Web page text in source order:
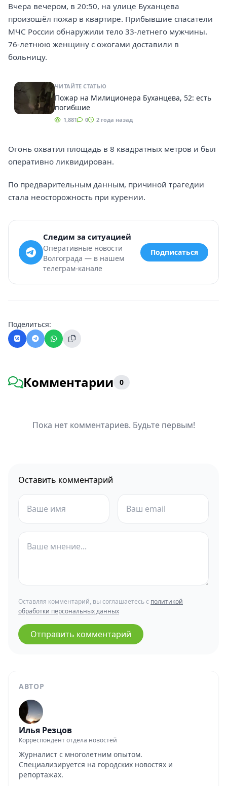
АВТОР
Илья Резцов
Корреспондент отдела новостей
Журналист с многолетним опытом.
Специализируется на городских новостях и
репортажах.
Вчера вечером, в 20:50, на улице Буханцева
произошёл пожар в квартире. Прибывшие спасатели
МЧС России обнаружили тело 33-летнего мужчины.
76-летнюю женщину с ожогами доставили в
больницу.
ЧИТАЙТЕ СТАТЬЮ
Пожар на Милиционера Буханцева, 52: есть
погибшие
1,881 0 2 года назад
Огонь охватил площадь в 8 квадратных метров и был
оперативно ликвидирован.
По предварительным данным, причиной трагедии
стала неосторожность при курении.
Следим за ситуацией
Оперативные новости
Волгограда — в нашем
телеграм-канале
Подписаться
Поделиться:
Комментарии 0
Пока нет комментариев. Будьте первым!
Оставить комментарий
Оставляя комментарий, вы соглашаетесь с политикой
обработки персональных данных
Отправить комментарий